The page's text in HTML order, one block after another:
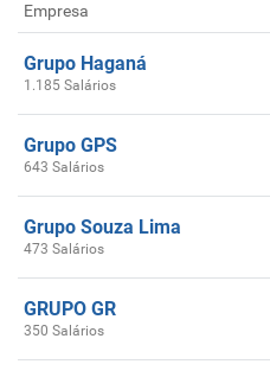
Empresa
Grupo Haganá
1.185 Salários
Grupo GPS
643 Salários
Grupo Souza Lima
473 Salários
GRUPO GR
350 Salários